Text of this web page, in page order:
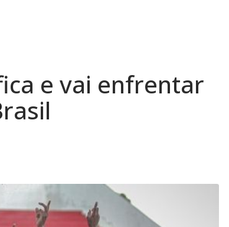
e vai enfrentar